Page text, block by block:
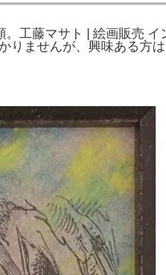
工藤マサト | 絵画販売 イ
りませんが、興味ある方